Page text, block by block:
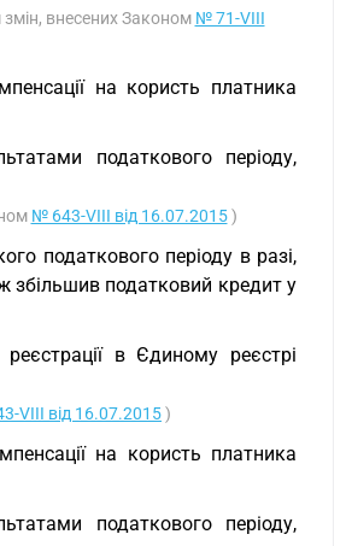
внесених Законом № 71-VIII
на користь платника
податкового періоду,
№ 643-VIII від 16.07.2015)
податкового періоду в разі,
збільшив податковий кредит у
в Єдиному реєстрі
VIII від 16.07.2015)
на користь платника
податкового періоду,